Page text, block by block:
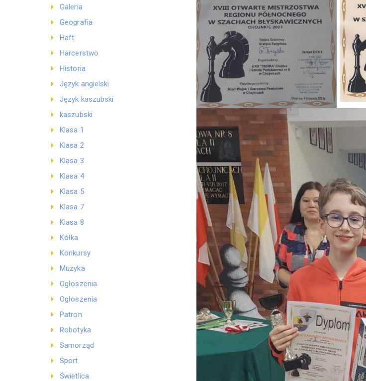
Galeria
Geografia
Haft
Harcerstwo
Historia
Język angielski
Język kaszubski
kaszubski
Klasa 1
Klasa 2
Klasa 3
Klasa 4
Klasa 5
Klasa 7
Klasa 8
Kółka
Konkursy
Muzyka
Ogłoszenia
Ogłoszenia
Patron
Robotyka
Samorząd
Sport
Świetlica